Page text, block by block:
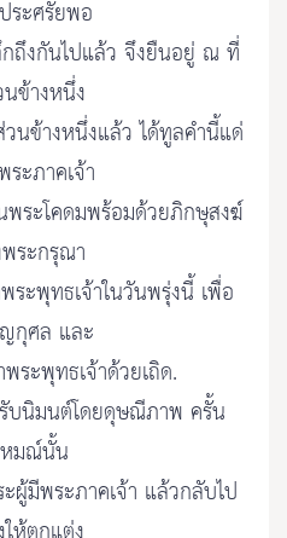
ระศรัยพอ
ถึงกันไปแล้ว จึงยืนอยู่ ณ ที่
ข้างหนึ่ง
ข้างหนึ่งแล้ว ได้ทูลคำนี้แด่
ะภาคเจ้า
ระโคดมพร้อมด้วยภิกษุสงฆ์
ระกรุณา
ระพุทธเจ้าในวันพรุ่งนี้ เพื่อ
กุศล และ
ระพุทธเจ้าด้วยเถิด.
บนิมนต์โดยดุษณีภาพ ครั้น
มณ์นั้น
ผู้มีพระภาคเจ้า แล้วกลับไป